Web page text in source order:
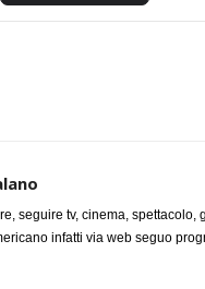
seguire tv, cinema, spettacolo,
infatti via web seguo